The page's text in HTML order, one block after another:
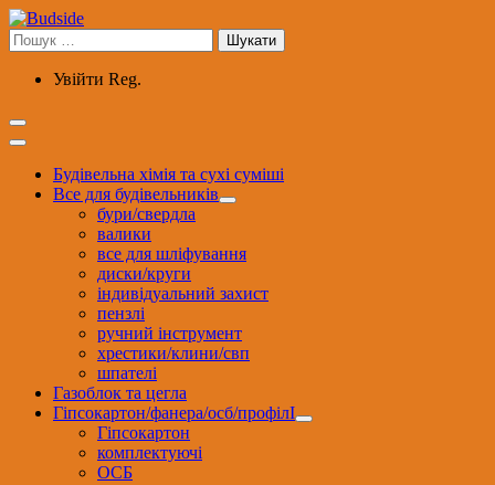
Перейти
до
вмісту
Пошук:
Увійти Reg.
Будівельна хімія та сухі суміші
Все для будівельників
бури/свердла
валики
все для шліфування
диски/круги
індивідуальний захист
пензлі
ручний інструмент
хрестики/клини/свп
шпателі
Газоблок та цегла
Гіпсокартон/фанера/осб/профілІ
Гіпсокартон
комплектуючі
ОСБ